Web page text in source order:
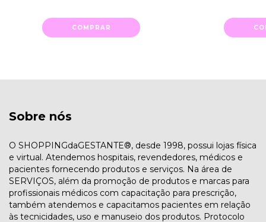
COMPRAR
Sobre nós
O SHOPPINGdaGESTANTE®, desde 1998, possui lojas física
e virtual. Atendemos hospitais, revendedores, médicos e
pacientes fornecendo produtos e serviços. Na área de
SERVIÇOS, além da promoção de produtos e marcas para
profissionais médicos com capacitação para prescrição,
também atendemos e capacitamos pacientes em relação
às tecnicidades, uso e manuseio dos produtos. Protocolo